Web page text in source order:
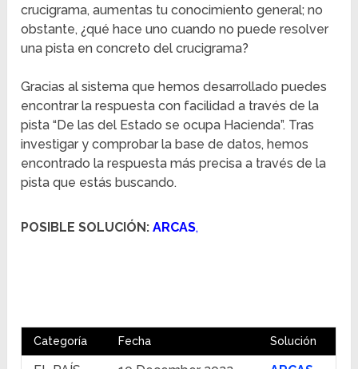
crucigrama, aumentas tu conocimiento general; no
obstante, ¿qué hace uno cuando no puede resolver
una pista en concreto del crucigrama?
Gracias al sistema que hemos desarrollado puedes
encontrar la respuesta con facilidad a través de la
pista “De las del Estado se ocupa Hacienda”. Tras
investigar y comprobar la base de datos, hemos
encontrado la respuesta más precisa a través de la
pista que estás buscando.
POSIBLE SOLUCIÓN: ARCAS,
Categoría Fecha Solución